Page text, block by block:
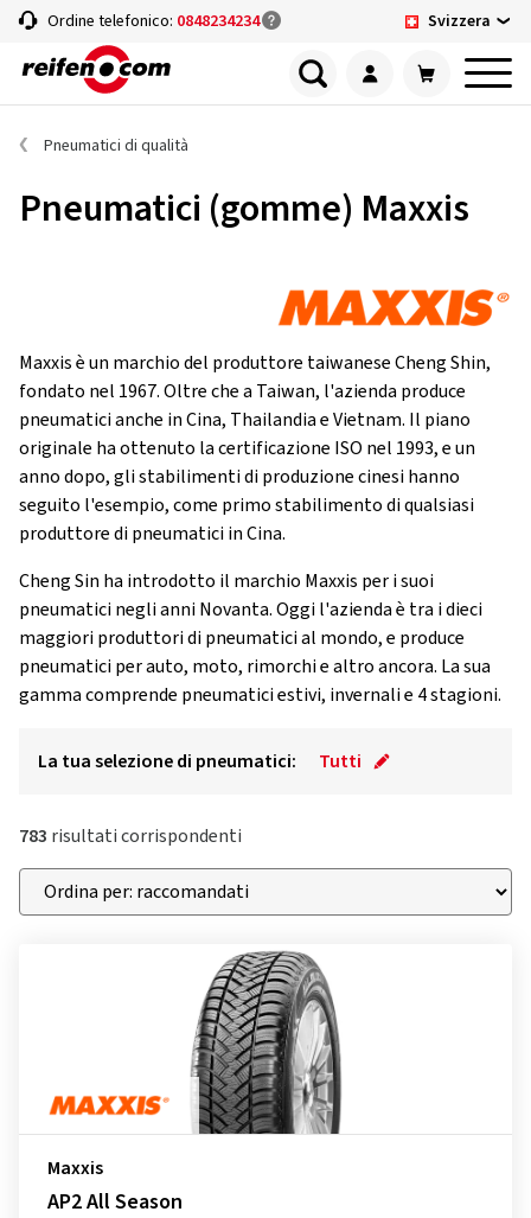
Ordine telefonico: 0848234234 Svizzera
Pneumatici di qualità
Pneumatici (gomme) Maxxis
Maxxis è un marchio del produttore taiwanese Cheng Shin,
fondato nel 1967. Oltre che a Taiwan, l'azienda produce
pneumatici anche in Cina, Thailandia e Vietnam. Il piano
originale ha ottenuto la certificazione ISO nel 1993, e un
anno dopo, gli stabilimenti di produzione cinesi hanno
seguito l'esempio, come primo stabilimento di qualsiasi
produttore di pneumatici in Cina.
Cheng Sin ha introdotto il marchio Maxxis per i suoi
pneumatici negli anni Novanta. Oggi l'azienda è tra i dieci
maggiori produttori di pneumatici al mondo, e produce
pneumatici per auto, moto, rimorchi e altro ancora. La sua
gamma comprende pneumatici estivi, invernali e 4 stagioni.
La tua selezione di pneumatici: Tutti
783 risultati corrispondenti
Maxxis
AP2 All Season